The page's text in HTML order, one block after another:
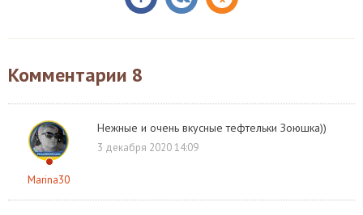
Комментарии 8
Marina30
Нежные и очень вкусные тефтельки Зоюшка))
3 декабря 2020 14:09